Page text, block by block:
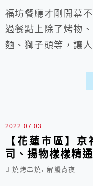
福坊餐廳才剛開幕
過餐點上除了烤物
麵、獅子頭等，讓
東西很適合，營業
好去處，推推的花
上，繼續往下一點
車，可能要在路邊
2022.07.03
【花蓮市區】
司、揚物樣樣精
燒烤串燒,解饞宵夜